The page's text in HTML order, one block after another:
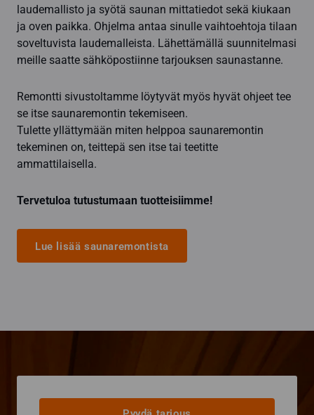
laudemallisto ja syötä saunan mittatiedot sekä kiukaan
ja oven paikka. Ohjelma antaa sinulle vaihtoehtoja tilaan
soveltuvista laudemalleista. Lähettämällä suunnitelmasi
meille saatte sähköpostiinne tarjouksen saunastanne.
Remontti sivustoltamme löytyvät myös hyvät ohjeet tee
se itse saunaremontin tekemiseen.
Tulette yllättymään miten helppoa saunaremontin
tekeminen on, teittepä sen itse tai teetitte
ammattilaisella.
Tervetuloa tutustumaan tuotteisiimme!
Lue lisää saunaremontista